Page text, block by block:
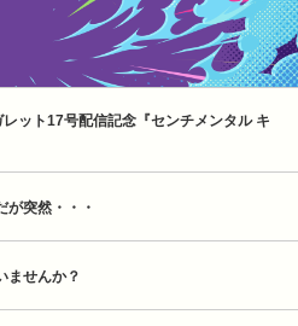
ット17号配信記念『センチメンタル キ
が突然・・・
ませんか？